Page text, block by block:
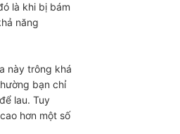
là khi bị bám
năng
này trông khá
bạn chỉ
lau. Tuy
hơn một số